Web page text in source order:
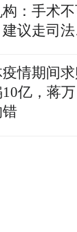
：手术
议走司法
情期间
亿，蒋万
错